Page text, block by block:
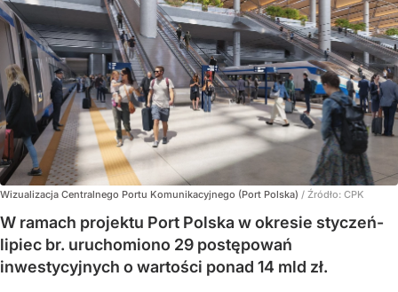
Wizualizacja Centralnego Portu Komunikacyjnego (Port Polska) / Źródło: CPK
W ramach projektu Port Polska w okresie styczeń-
lipiec br. uruchomiono 29 postępowań
inwestycyjnych o wartości ponad 14 mld zł.